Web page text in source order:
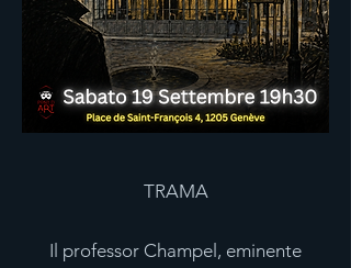
TRAMA
Il professor Champel, eminente